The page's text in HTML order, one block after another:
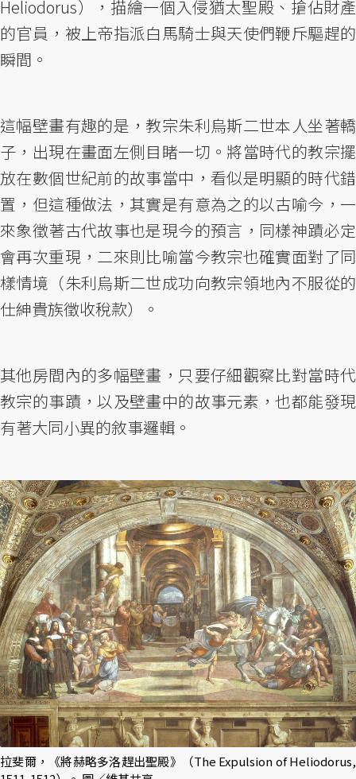
Heliodorus），描繪一個入侵猶太聖殿、搶佔財產
的官員，被上帝指派白馬騎士與天使們鞭斥驅趕的
瞬間。
這幅壁畫有趣的是，教宗朱利烏斯二世本人坐著轎
子，出現在畫面左側目睹一切。將當時代的教宗擺
放在數個世紀前的故事當中，看似是明顯的時代錯
置，但這種做法，其實是有意為之的以古喻今，一
來象徵著古代故事也是現今的預言，同樣神蹟必定
會再次重現，二來則比喻當今教宗也確實面對了同
樣情境（朱利烏斯二世成功向教宗領地內不服從的
仕紳貴族徵收稅款）。
其他房間內的多幅壁畫，只要仔細觀察比對當時代
教宗的事蹟，以及壁畫中的故事元素，也都能發現
有著大同小異的敘事邏輯。
拉斐爾，《將赫略多洛趕出聖殿》（The Expulsion of Heliodorus,